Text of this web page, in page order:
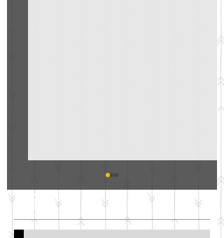
階会議室にてGOの説明会
最新記事